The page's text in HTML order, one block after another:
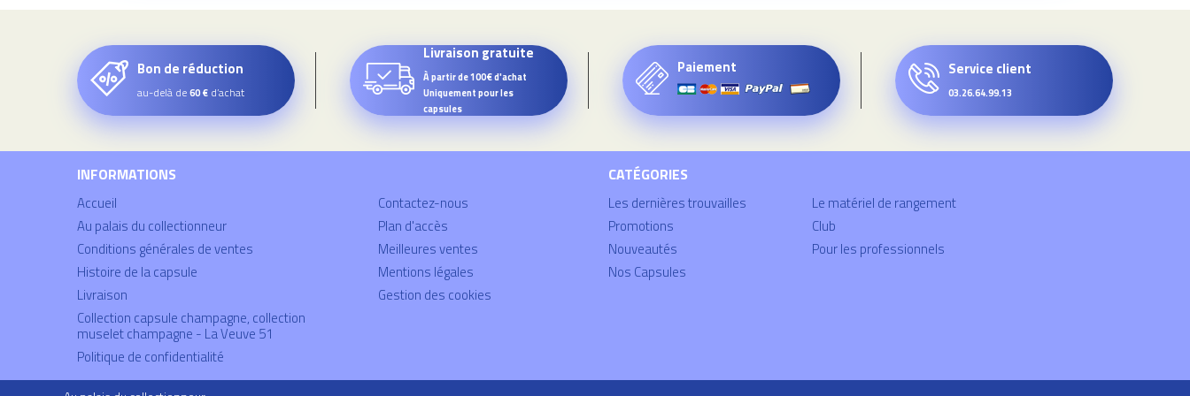
Bon de réduction
au-delà de60 € d’achat
Livraison gratuite
À partir de 100€ d'achat
Uniquement pour les
capsules
Paiement Service client
03.26.64.99.13
INFORMATIONS
Accueil
Au palais du collectionneur
Conditions générales de ventes
Histoire de la capsule
Livraison
Collection capsule champagne, collection
muselet champagne - La Veuve 51
Politique de confidentialité
Contactez-nous
Plan d'accès
Meilleures ventes
Mentions légales
Gestion des cookies
CATÉGORIES
Les dernières trouvailles
Promotions
Nouveautés
Nos Capsules
Le matériel de rangement
Club
Pour les professionnels